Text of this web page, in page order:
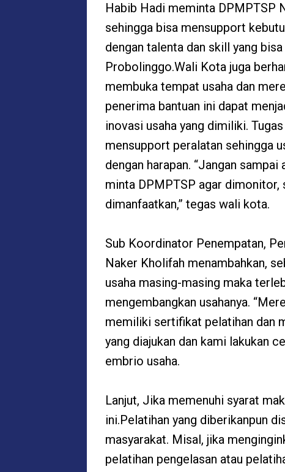
Habib Hadi meminta DPMPTSP
sehingga bisa mensupport
dengan talenta dan skill yang
Probolinggo.Wali Kota juga
membuka tempat usaha dan
penerima bantuan ini dapat
inovasi usaha yang dimiliki.
mensupport peralatan sehingga
dengan harapan. “Jangan sampai
minta DPMPTSP agar dimonitor,
dimanfaatkan,” tegas wali kota.
Sub Koordinator Penempatan,
Naker Kholifah menambahkan,
usaha masing-masing maka
mengembangkan usahanya.
memiliki sertifikat pelatihan dan
yang diajukan dan kami lakukan
embrio usaha.
Lanjut, Jika memenuhi syarat
ini.Pelatihan yang diberikanpun
masyarakat. Misal, jika
pelatihan pengelasan atau